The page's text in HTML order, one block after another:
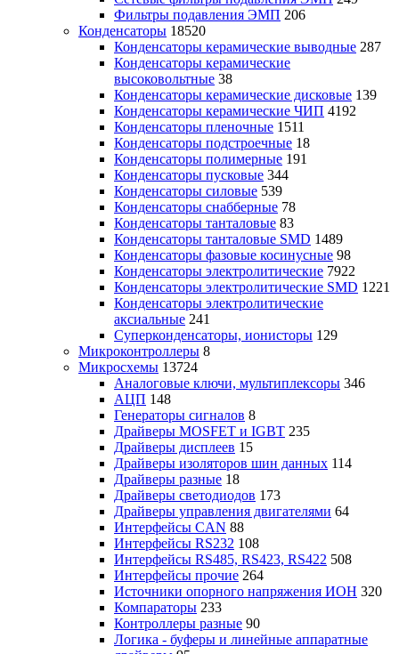
Фильтры подавления ЭМП 206
Конденсаторы 18520
Конденсаторы керамические выводные 287
Конденсаторы керамические
высоковольтные 38
Конденсаторы керамические дисковые 139
Конденсаторы керамические ЧИП 4192
Конденсаторы пленочные 1511
Конденсаторы подстроечные 18
Конденсаторы полимерные 191
Конденсаторы пусковые 344
Конденсаторы силовые 539
Конденсаторы снабберные 78
Конденсаторы танталовые 83
Конденсаторы танталовые SMD 1489
Конденсаторы фазовые косинусные 98
Конденсаторы электролитические 7922
Конденсаторы электролитические SMD 1221
Конденсаторы электролитические
аксиальные 241
Суперконденсаторы, ионисторы 129
Микроконтроллеры 8
Микросхемы 13724
Аналоговые ключи, мультиплексоры 346
АЦП 148
Генераторы сигналов 8
Драйверы MOSFET и IGBT 235
Драйверы дисплеев 15
Драйверы изоляторов шин данных 114
Драйверы разные 18
Драйверы светодиодов 173
Драйверы управления двигателями 64
Интерфейсы CAN 88
Интерфейсы RS232 108
Интерфейсы RS485, RS423, RS422 508
Интерфейсы прочие 264
Источники опорного напряжения ИОН 320
Компараторы 233
Контроллеры разные 90
Логика - буферы и линейные аппаратные